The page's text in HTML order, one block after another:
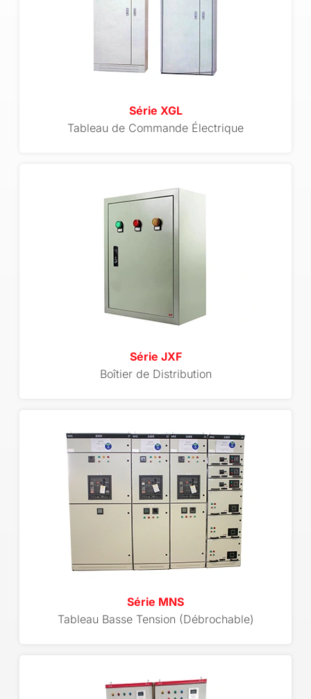
Série XGL
Tableau de Commande Électrique
Série JXF
Boîtier de Distribution
Série MNS
Tableau Basse Tension (Débrochable)